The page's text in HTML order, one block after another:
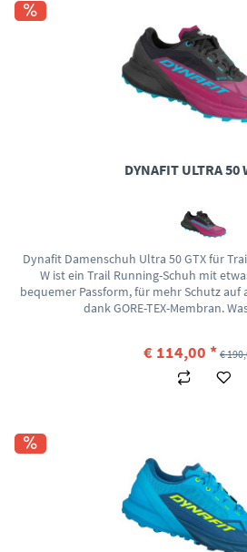
DYNAFIT ULTRA 50
Dynafit Damenschuh Ultra 50 GTX für
W ist ein Trail Running-Schuh mit
bequemer Passform, für mehr Schutz auf
dank GORE-TEX-Membran.
€ 114,00 * €